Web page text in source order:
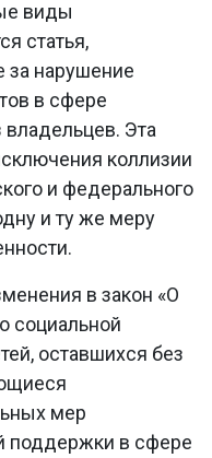
виды
статья,
за нарушение
в сфере
Эта
коллизии
и федерального
и ту же меру
в закон «О
социальной
оставшихся без
мер
поддержки в сфере